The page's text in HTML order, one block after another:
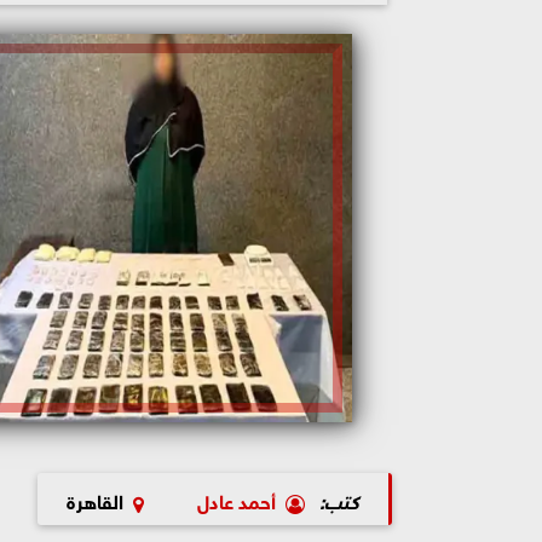
كتب: أحمد عادل القاهرة